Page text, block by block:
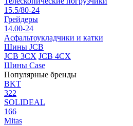
15.5/80-24
Грейдеры
14.00-24
Асфальтоукладчики и катки
Шины JCB
JCB 3CX JCB 4CX
Шины Case
Популярные бренды
BKT
322
SOLIDEAL
166
Mitas